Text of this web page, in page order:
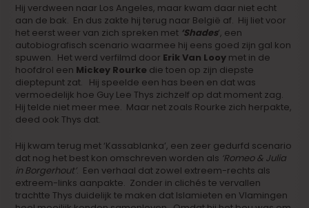
Hij verdween naar Los Angeles, maar kwam daar niet echt
aan de bak. En dus zakte hij terug naar België af. Hij liet voor
het eerst weer van zich spreken met ‘Shades’, een
autobiografisch scenario waarmee hij eens goed zijn gal kon
spuwen. Het werd verfilmd door Erik Van Looy met in de
hoofdrol een Mickey Rourke die toen op zijn diepste
dieptepunt zat. Hij speelde een has been en dat was
vermoedelijk hoe Guy Lee Thys zichzelf op dat moment zag.
Hij telde niet meer mee. Maar net zoals Rourke zich herpakte,
deed ook Thys dat.
Hij kwam terug met ‘Kassablanka’, een zeer gedurfd scenario
dat nog het best kon omschreven worden als ‘Romeo & Julia
in Borgerhout’. Een verhaal dat zowel extreem-rechts als
extreem-links aanpakte. Zonder in clichés te vervallen
trachtte Thys duidelijk te maken dat Islamieten en Vlamingen